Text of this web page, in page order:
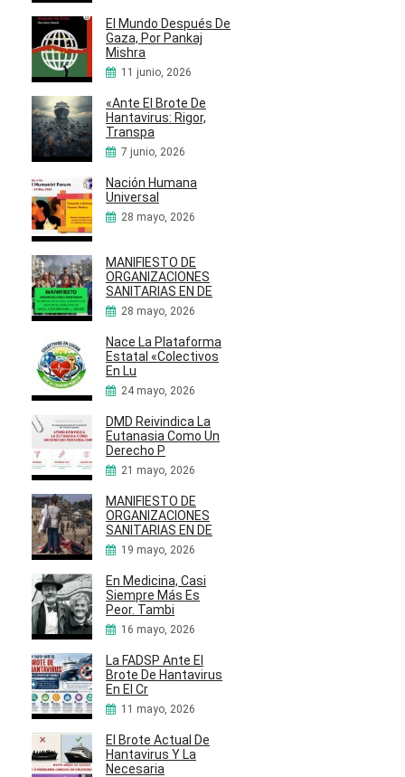
El Mundo Después De
Gaza, Por Pankaj
Mishra
11 junio, 2026
«Ante El Brote De
Hantavirus: Rigor,
Transpa
7 junio, 2026
Nación Humana
Universal
28 mayo, 2026
MANIFIESTO DE
ORGANIZACIONES
SANITARIAS EN DE
28 mayo, 2026
Nace La Plataforma
Estatal «Colectivos
En Lu
24 mayo, 2026
DMD Reivindica La
Eutanasia Como Un
Derecho P
21 mayo, 2026
MANIFIESTO DE
ORGANIZACIONES
SANITARIAS EN DE
19 mayo, 2026
En Medicina, Casi
Siempre Más Es
Peor. Tambi
16 mayo, 2026
La FADSP Ante El
Brote De Hantavirus
En El Cr
11 mayo, 2026
El Brote Actual De
Hantavirus Y La
Necesaria